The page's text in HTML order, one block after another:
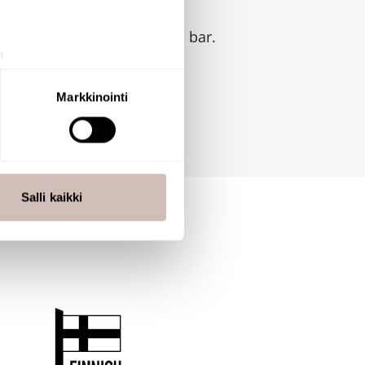
. Voit muuttaa
alan
tietoja muihin tietoihin, joita
Markkinointi
Salli kaikki
regulation at 6 lpm at 3 bar.